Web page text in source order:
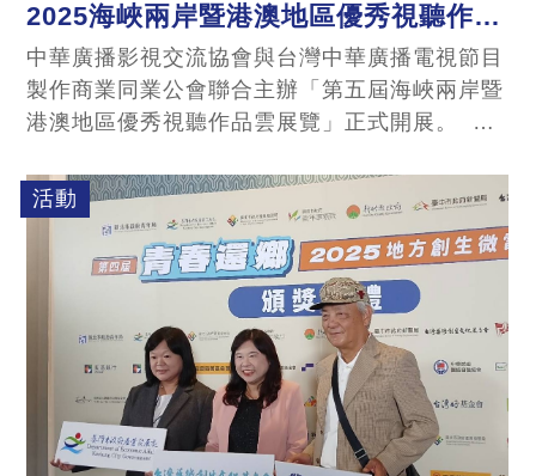
2025海峽兩岸暨港澳地區優秀視聽作品
雲展覽開展
中華廣播影視交流協會與台灣中華廣播電視節目
製作商業同業公會聯合主辦「第五屆海峽兩岸暨
港澳地區優秀視聽作品雲展覽」正式開展。 來
報名參展。展映分為紀錄片、動畫片、短視頻和
微短劇4個板塊。海峽兩岸暨港澳地區30多家支
持單位組成傳播矩陣，共同推展視聽產業的交流
合作。
活動